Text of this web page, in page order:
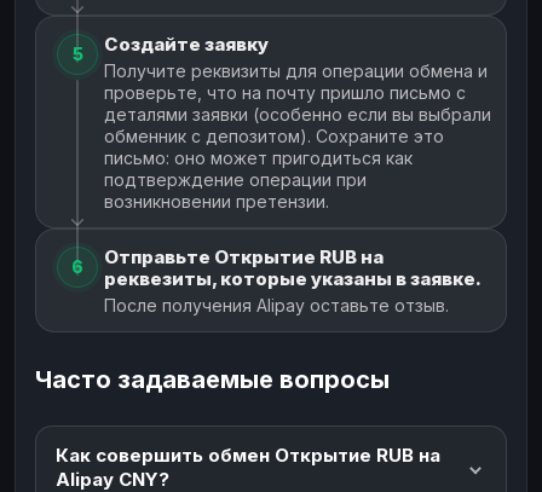
5 Создайте заявку
Получите реквизиты для операции обмена и
проверьте, что на почту пришло письмо с
деталями заявки (особенно если вы выбрали
обменник с депозитом). Сохраните это
письмо: оно может пригодиться как
подтверждение операции при
возникновении претензии.
6
Отправьте Открытие RUB на
реквезиты, которые указаны в заявке.
После получения Alipay оставьте отзыв.
Часто задаваемые вопросы
Как совершить обмен Открытие RUB на
Alipay CNY?